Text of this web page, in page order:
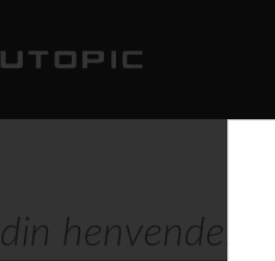
henvendelse